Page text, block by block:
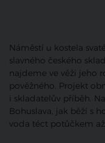
Náměstí u kostela
slavného českého
najdeme ve věži jeho
pověžného. Projekt
i skladatelův příběh.
Bohuslava, jak běží s
voda téct potůčkem